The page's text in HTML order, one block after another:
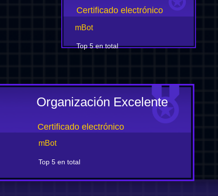
Certificado electrónico
mBot
Top 5 en total
Organización Excelente
Certificado electrónico
mBot
Top 5 en total